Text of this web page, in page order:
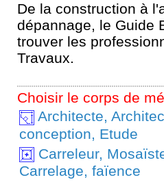
De la construction à
dépannage, le Guide
trouver les
Travaux.
Choisir le corps de
Architecte,
conception, Etude
Carreleur,
Carrelage, faïence